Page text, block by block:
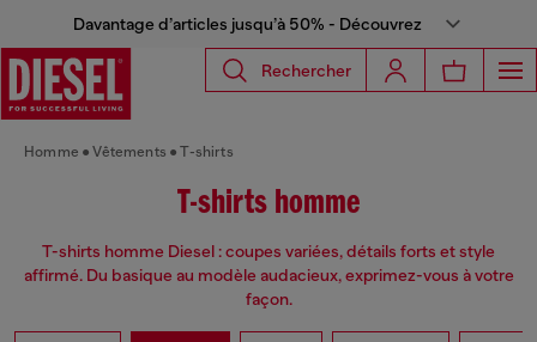
Davantage d’articles jusqu’à 50% - Découvrez
Rechercher
Homme Vêtements T-shirts
T-shirts homme
T-shirts homme Diesel : coupes variées, détails forts et style
affirmé. Du basique au modèle audacieux, exprimez-vous à votre
façon.